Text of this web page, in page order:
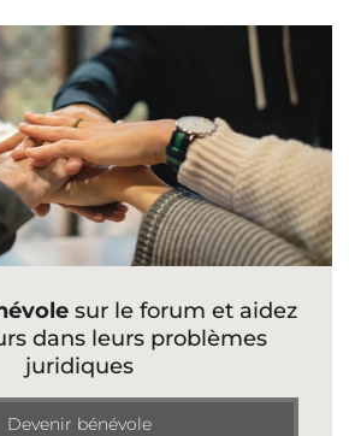
sur le forum et aidez
dans leurs problèmes
juridiques
Devenir bénévole